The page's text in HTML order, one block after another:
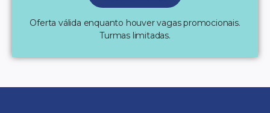
Oferta válida enquanto houver vagas promocionais.
Turmas limitadas.